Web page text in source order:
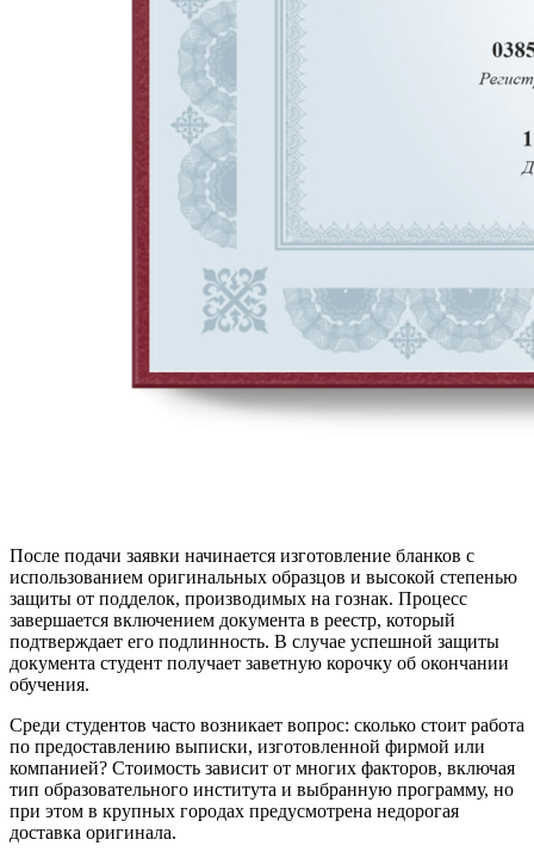
После подачи заявки начинается изготовление бланков с
использованием оригинальных образцов и высокой степенью
защиты от подделок, производимых на гознак. Процесс
завершается включением документа в реестр, который
подтверждает его подлинность. В случае успешной защиты
документа студент получает заветную корочку об окончании
обучения.
Среди студентов часто возникает вопрос: сколько стоит работа
по предоставлению выписки, изготовленной фирмой или
компанией? Стоимость зависит от многих факторов, включая
тип образовательного института и выбранную программу, но
при этом в крупных городах предусмотрена недорогая
доставка оригинала.